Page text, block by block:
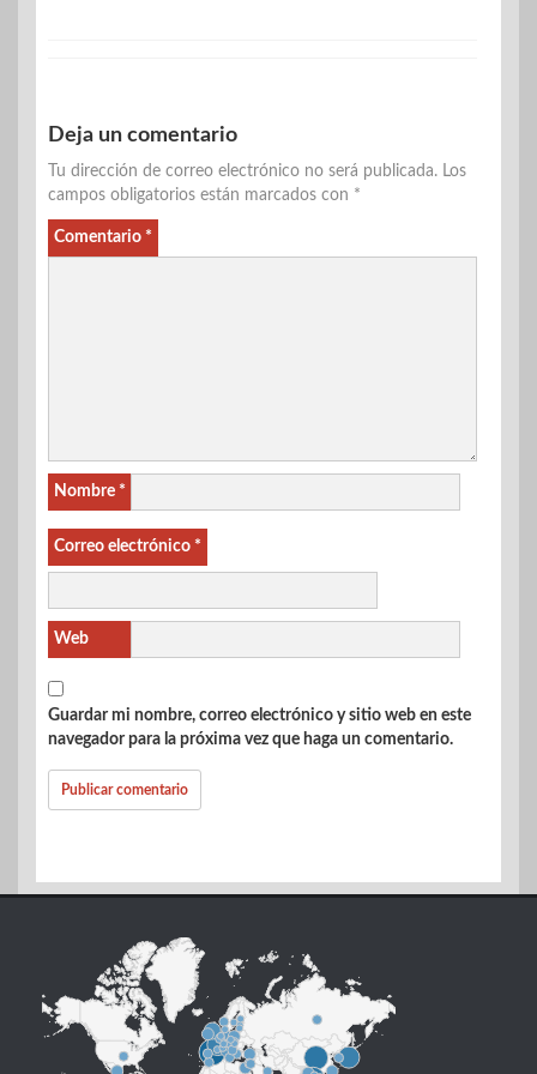
Deja un comentario
Tu dirección de correo electrónico no será publicada. Los
campos obligatorios están marcados con *
Comentario *
Nombre *
Correo electrónico *
Web
Guardar mi nombre, correo electrónico y sitio web en este
navegador para la próxima vez que haga un comentario.